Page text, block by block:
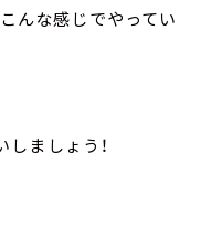
んな感じでやってい
ましょう！